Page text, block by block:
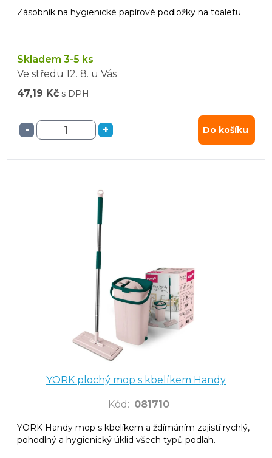
Zásobník na hygienické papírové podložky na toaletu
Skladem 3-5 ks
Ve středu 12. 8. u Vás
47,19 Kč s DPH
- + Do košíku
YORK plochý mop s kbelíkem Handy
Kód : 081710
YORK Handy mop s kbelíkem a ždímáním zajistí rychlý,
pohodlný a hygienický úklid všech typů podlah.